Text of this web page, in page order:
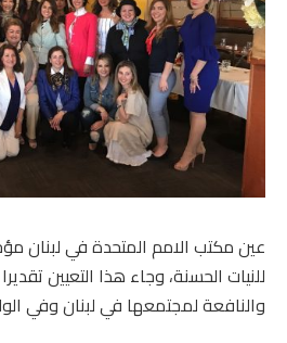
عين مكتب الامم المتحدة في لبنان
للنيات الحسنة، وجاء هذا التعيين
والنافعة لمجتمعها في لبنان وفي